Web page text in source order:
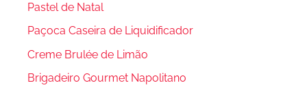
Pastel de Natal
Paçoca Caseira de Liquidificador
Creme Brulée de Limão
Brigadeiro Gourmet Napolitano